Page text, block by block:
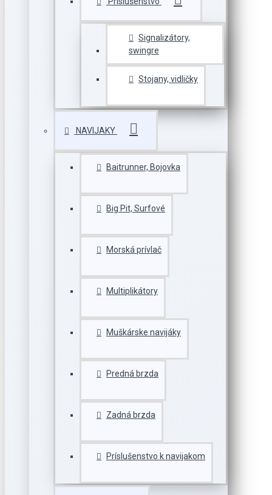
Signalizátory,
swingre
Stojany, vidličky
NAVIJAKY
Baitrunner, Bojovka
Big Pit, Surfové
Morská prívlač
Multiplikátory
Muškárske navijáky
Predná brzda
Zadná brzda
Príslušenstvo k navijakom